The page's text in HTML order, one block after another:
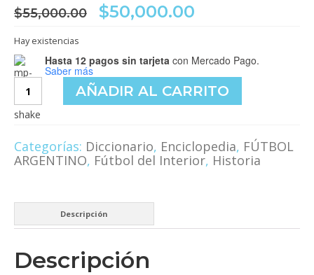
$55,000.00 El
precio
era:
$55,000.00.
$50,000.00
es:
$50,000.00.
Hay existencias
Hasta 12 pagos sin tarjeta con Mercado Pago.
Saber más
Diccionario
enciclopédico
argentino
cantidad
AÑADIR AL CARRITO
Categorías: Diccionario, Enciclopedia, FÚTBOL
ARGENTINO, Fútbol del Interior, Historia
Descripción
Descripción